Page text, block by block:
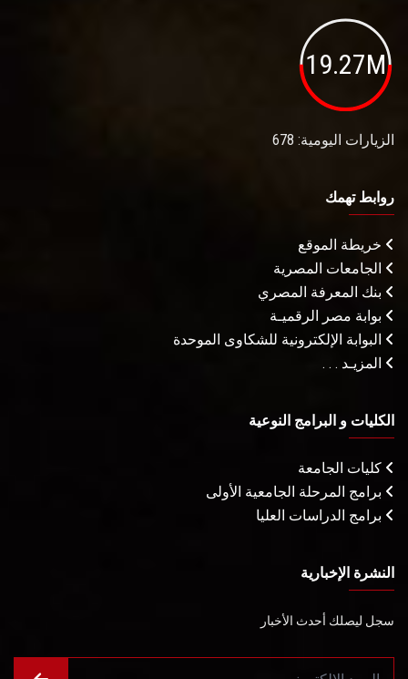
19.27M
الزيارات اليومية: 678
روابط تهمك
خريطة الموقع
الجامعات المصرية
بنك المعرفة المصري
بوابة مصر الرقميـة
البوابة الإلكترونية للشكاوى الموحدة
المزيـد . . .
الكليات و البرامج النوعية
كليات الجامعة
برامج المرحلة الجامعية الأولى
برامج الدراسات العليا
النشرة الإخبارية
سجل ليصلك أحدث الأخبار